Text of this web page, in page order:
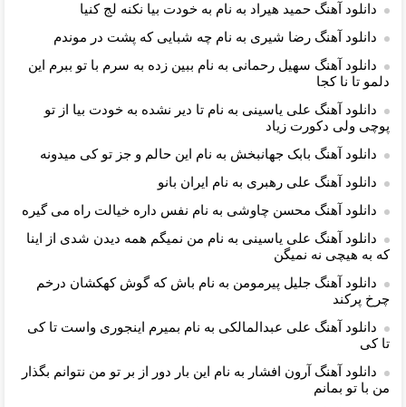
دانلود آهنگ حمید هیراد به نام به خودت بیا نکنه لج کنیا
دانلود آهنگ رضا شیری به نام ﭼﻪ ﺷﺒﺎﻳﻰ ﻛﻪ ﭘﺸﺖ در ﻣﻮﻧﺪم
دانلود آهنگ سهیل رحمانی به نام ببین زده به سرم با تو ببرم این
دلمو تا نا کجا
دانلود آهنگ علی یاسینی به نام تا دیر نشده به خودت بیا از تو
پوچی ولی دکورت زیاد
دانلود آهنگ بابک جهانبخش به نام این حالم و جز تو کی میدونه
دانلود آهنگ علی رهبری به نام ایران بانو
دانلود آهنگ محسن چاوشی به نام ﻧﻔﺲ داره ﺧﻴﺎﻟﺖ راه ﻣﻰ ﮔﻴﺮه
دانلود آهنگ علی یاسینی به نام من نمیگم همه دیدن شدی از اینا
که به هیچی نه نمیگن
دانلود آهنگ جلیل پیرمومن به نام باش كه گوش كهكشان درخم
چرخ پركند
دانلود آهنگ علی عبدالمالکی به نام بمیرم اینجوری واست تا کی
تا کی
دانلود آهنگ آرون افشار به نام این بار دور از بر تو من نتوانم بگذار
من با تو بمانم